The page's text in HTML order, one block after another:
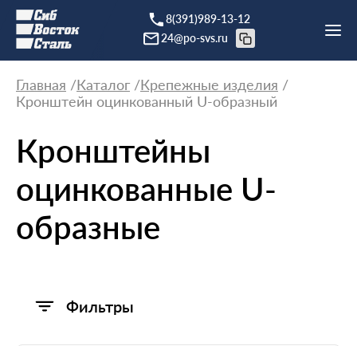
8(391)989-13-12
24@po-svs.ru
Главная Каталог
Крепежные изделия
Кронштейн оцинкованный U-образный
Кронштейны
оцинкованные U-
образные
Фильтры